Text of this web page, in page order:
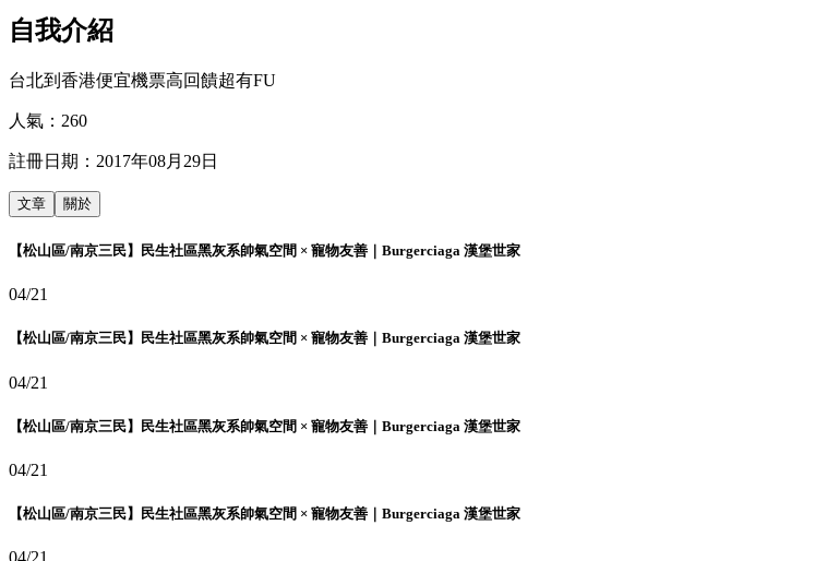
自我介紹
台北到香港便宜機票高回饋超有FU
人氣： 260
註冊日期： 2017年08月29日
文章 關於
【松山區/南京三民】民生社區黑灰系帥氣空間 × 寵物友善｜Burgerciaga 漢堡世家
04/21
【松山區/南京三民】民生社區黑灰系帥氣空間 × 寵物友善｜Burgerciaga 漢堡世家
04/21
【松山區/南京三民】民生社區黑灰系帥氣空間 × 寵物友善｜Burgerciaga 漢堡世家
04/21
【松山區/南京三民】民生社區黑灰系帥氣空間 × 寵物友善｜Burgerciaga 漢堡世家